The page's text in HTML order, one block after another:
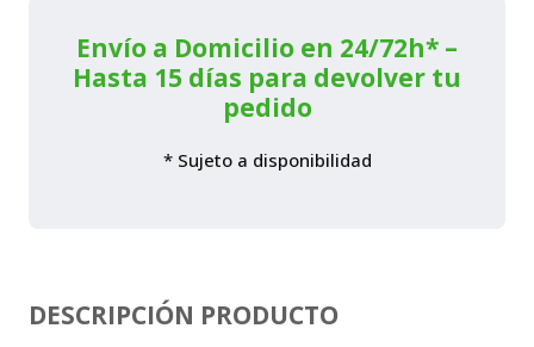
Azadas
LongitudEnvío a Domicilio en 24/72h* –
Hasta 15 días para devolver tu
pedido
* Sujeto a disponibilidad
DESCRIPCIÓN PRODUCTO